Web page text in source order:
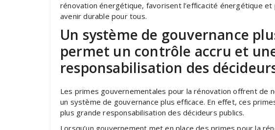
rénovation énergétique, favorisent l’efficacité énergétique et
avenir durable pour tous.
Un système de gouvernance
permet un contrôle accru et
responsabilisation des
Les primes gouvernementales pour la rénovation offrent de
un système de gouvernance plus efficace. En effet, ces
plus grande responsabilisation des décideurs publics.
Lorsqu’un gouvernement met en place des primes pour la